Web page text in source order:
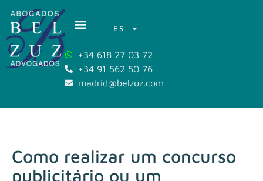
ES
+34 618 27 03 72
+34 91 562 50 76
madrid@belzuz.com
Como realizar um concurso
publicitário ou um